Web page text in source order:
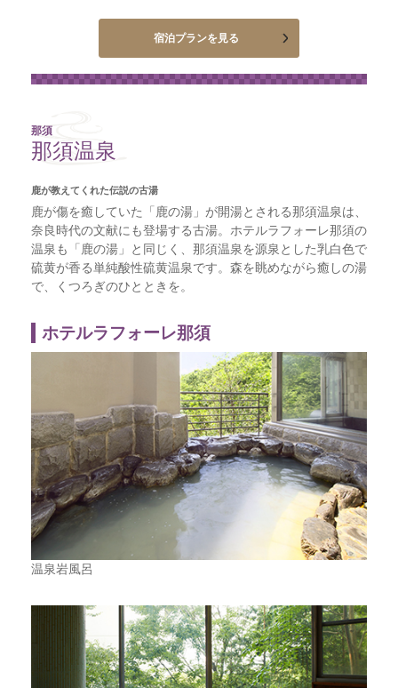
宿泊プランを見る
那須
那須温泉
鹿が教えてくれた伝説の古湯
鹿が傷を癒していた「鹿の湯」が開湯とされる那須温泉は、
奈良時代の文献にも登場する古湯。ホテルラフォーレ那須の
温泉も「鹿の湯」と同じく、那須温泉を源泉とした乳白色で
硫黄が香る単純酸性硫黄温泉です。森を眺めながら癒しの湯
で、くつろぎのひとときを。
ホテルラフォーレ那須
温泉岩風呂